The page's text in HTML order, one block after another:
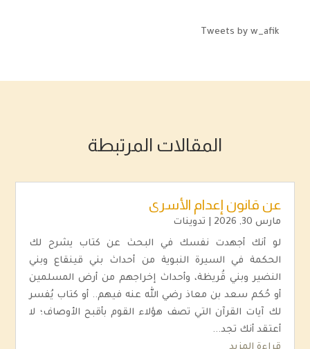
Tweets by w_afik
المقالات المرتبطة
عن قانون إعدام الأسرى
مارس 30, 2026 تدوينات
لو أنك أجهدت نفسك في البحث عن كتاب يشرح لك
الحكمة في السيرة النبوية من أحداث بني قينقاع وبني
النضير وبني قُريظة، وأحداث إخراجهم من أرض المسلمين
أو حُكم سعد بن معاذ رضي الله عنه فيهم.. أو كتاب يُفسر
لك آيات القرآن التي تصف هؤلاء القوم بأقبح الأوصاف؛ لا
أعتقد أنك تجد...
قراءة المزيد